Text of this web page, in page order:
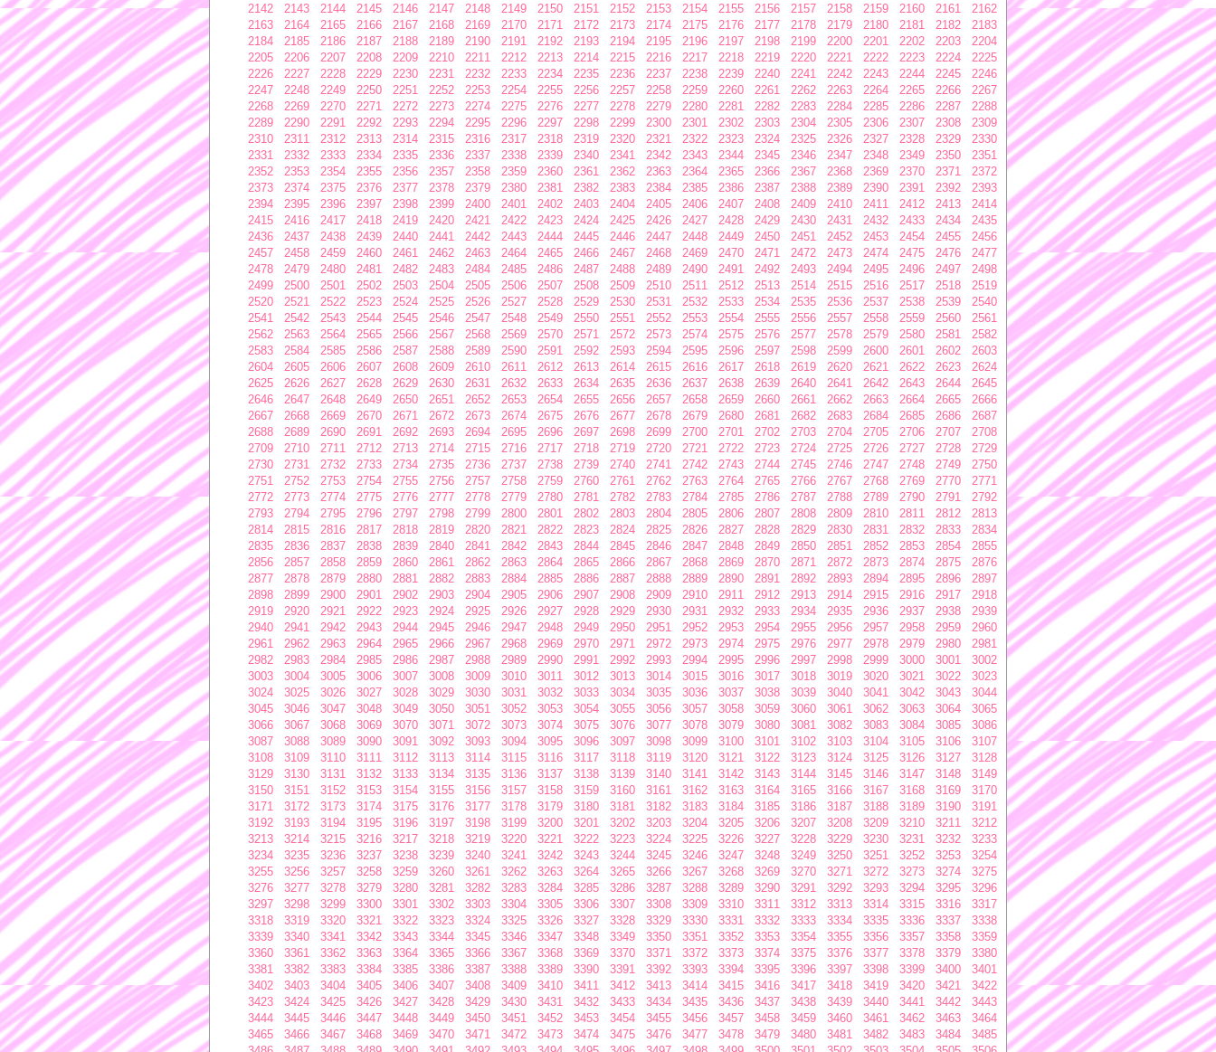
2142
2143 2144 2145 2146 2147 2148 2149 2150 2151 2152 2153 2154 2155 2156 2157 2158 2159 2160 2161
2162
2163
2164 2165 2166 2167 2168 2169 2170 2171 2172 2173 2174 2175 2176 2177 2178 2179 2180 2181 2182
2183
2184
2185 2186 2187 2188 2189 2190 2191 2192 2193 2194 2195 2196 2197 2198 2199 2200 2201 2202 2203
2204
2205
2206 2207 2208 2209 2210 2211 2212 2213 2214 2215 2216 2217 2218 2219 2220 2221 2222 2223 2224
2225
2226
2227 2228 2229 2230 2231 2232 2233 2234 2235 2236 2237 2238 2239 2240 2241 2242 2243 2244 2245
2246
2247
2248 2249 2250 2251 2252 2253 2254 2255 2256 2257 2258 2259 2260 2261 2262 2263 2264 2265 2266
2267
2268
2269 2270 2271 2272 2273 2274 2275 2276 2277 2278 2279 2280 2281 2282 2283 2284 2285 2286 2287
2288
2289
2290 2291 2292 2293 2294 2295 2296 2297 2298 2299 2300 2301 2302 2303 2304 2305 2306 2307 2308
2309
2310
2311 2312 2313 2314 2315 2316 2317 2318 2319 2320 2321 2322 2323 2324 2325 2326 2327 2328 2329
2330
2331
2332 2333 2334 2335 2336 2337 2338 2339 2340 2341 2342 2343 2344 2345 2346 2347 2348 2349 2350
2351
2352
2353 2354 2355 2356 2357 2358 2359 2360 2361 2362 2363 2364 2365 2366 2367 2368 2369 2370 2371
2372
2373
2374 2375 2376 2377 2378 2379 2380 2381 2382 2383 2384 2385 2386 2387 2388 2389 2390 2391 2392
2393
2394
2395 2396 2397 2398 2399 2400 2401 2402 2403 2404 2405 2406 2407 2408 2409 2410 2411 2412 2413
2414
2415
2416 2417 2418 2419 2420 2421 2422 2423 2424 2425 2426 2427 2428 2429 2430 2431 2432 2433 2434
2435
2436
2437 2438 2439 2440 2441 2442 2443 2444 2445 2446 2447 2448 2449 2450 2451 2452 2453 2454 2455
2456
2457
2458 2459 2460 2461 2462 2463 2464 2465 2466 2467 2468 2469 2470 2471 2472 2473 2474 2475 2476
2477
2478
2479 2480 2481 2482 2483 2484 2485 2486 2487 2488 2489 2490 2491 2492 2493 2494 2495 2496 2497
2498
2499
2500 2501 2502 2503 2504 2505 2506 2507 2508 2509 2510 2511 2512 2513 2514 2515 2516 2517 2518
2519
2520
2521 2522 2523 2524 2525 2526 2527 2528 2529 2530 2531 2532 2533 2534 2535 2536 2537 2538 2539
2540
2541
2542 2543 2544 2545 2546 2547 2548 2549 2550 2551 2552 2553 2554 2555 2556 2557 2558 2559 2560
2561
2562
2563 2564 2565 2566 2567 2568 2569 2570 2571 2572 2573 2574 2575 2576 2577 2578 2579 2580 2581
2582
2583
2584 2585 2586 2587 2588 2589 2590 2591 2592 2593 2594 2595 2596 2597 2598 2599 2600 2601 2602
2603
2604
2605 2606 2607 2608 2609 2610 2611 2612 2613 2614 2615 2616 2617 2618 2619 2620 2621 2622 2623
2624
2625
2626 2627 2628 2629 2630 2631 2632 2633 2634 2635 2636 2637 2638 2639 2640 2641 2642 2643 2644
2645
2646
2647 2648 2649 2650 2651 2652 2653 2654 2655 2656 2657 2658 2659 2660 2661 2662 2663 2664 2665
2666
2667
2668 2669 2670 2671 2672 2673 2674 2675 2676 2677 2678 2679 2680 2681 2682 2683 2684 2685 2686
2687
2688
2689 2690 2691 2692 2693 2694 2695 2696 2697 2698 2699 2700 2701 2702 2703 2704 2705 2706 2707
2708
2709
2710 2711 2712 2713 2714 2715 2716 2717 2718 2719 2720 2721 2722 2723 2724 2725 2726 2727 2728
2729
2730
2731 2732 2733 2734 2735 2736 2737 2738 2739 2740 2741 2742 2743 2744 2745 2746 2747 2748 2749
2750
2751
2752 2753 2754 2755 2756 2757 2758 2759 2760 2761 2762 2763 2764 2765 2766 2767 2768 2769 2770
2771
2772
2773 2774 2775 2776 2777 2778 2779 2780 2781 2782 2783 2784 2785 2786 2787 2788 2789 2790 2791
2792
2793
2794 2795 2796 2797 2798 2799 2800 2801 2802 2803 2804 2805 2806 2807 2808 2809 2810 2811 2812
2813
2814
2815 2816 2817 2818 2819 2820 2821 2822 2823 2824 2825 2826 2827 2828 2829 2830 2831 2832 2833
2834
2835
2836 2837 2838 2839 2840 2841 2842 2843 2844 2845 2846 2847 2848 2849 2850 2851 2852 2853 2854
2855
2856
2857 2858 2859 2860 2861 2862 2863 2864 2865 2866 2867 2868 2869 2870 2871 2872 2873 2874 2875
2876
2877
2878 2879 2880 2881 2882 2883 2884 2885 2886 2887 2888 2889 2890 2891 2892 2893 2894 2895 2896
2897
2898
2899 2900 2901 2902 2903 2904 2905 2906 2907 2908 2909 2910 2911 2912 2913 2914 2915 2916 2917
2918
2919
2920 2921 2922 2923 2924 2925 2926 2927 2928 2929 2930 2931 2932 2933 2934 2935 2936 2937 2938
2939
2940
2941 2942 2943 2944 2945 2946 2947 2948 2949 2950 2951 2952 2953 2954 2955 2956 2957 2958 2959
2960
2961
2962 2963 2964 2965 2966 2967 2968 2969 2970 2971 2972 2973 2974 2975 2976 2977 2978 2979 2980
2981
2982
2983 2984 2985 2986 2987 2988 2989 2990 2991 2992 2993 2994 2995 2996 2997 2998 2999 3000 3001
3002
3003
3004 3005 3006 3007 3008 3009 3010 3011 3012 3013 3014 3015 3016 3017 3018 3019 3020 3021 3022
3023
3024
3025 3026 3027 3028 3029 3030 3031 3032 3033 3034 3035 3036 3037 3038 3039 3040 3041 3042 3043
3044
3045
3046 3047 3048 3049 3050 3051 3052 3053 3054 3055 3056 3057 3058 3059 3060 3061 3062 3063 3064
3065
3066
3067 3068 3069 3070 3071 3072 3073 3074 3075 3076 3077 3078 3079 3080 3081 3082 3083 3084 3085
3086
3087
3088 3089 3090 3091 3092 3093 3094 3095 3096 3097 3098 3099 3100 3101 3102 3103 3104 3105 3106
3107
3108
3109 3110 3111 3112 3113 3114 3115 3116 3117 3118 3119 3120 3121 3122 3123 3124 3125 3126 3127
3128
3129
3130 3131 3132 3133 3134 3135 3136 3137 3138 3139 3140 3141 3142 3143 3144 3145 3146 3147 3148
3149
3150
3151 3152 3153 3154 3155 3156 3157 3158 3159 3160 3161 3162 3163 3164 3165 3166 3167 3168 3169
3170
3171
3172 3173 3174 3175 3176 3177 3178 3179 3180 3181 3182 3183 3184 3185 3186 3187 3188 3189 3190
3191
3192
3193 3194 3195 3196 3197 3198 3199 3200 3201 3202 3203 3204 3205 3206 3207 3208 3209 3210 3211
3212
3213
3214 3215 3216 3217 3218 3219 3220 3221 3222 3223 3224 3225 3226 3227 3228 3229 3230 3231 3232
3233
3234
3235 3236 3237 3238 3239 3240 3241 3242 3243 3244 3245 3246 3247 3248 3249 3250 3251 3252 3253
3254
3255
3256 3257 3258 3259 3260 3261 3262 3263 3264 3265 3266 3267 3268 3269 3270 3271 3272 3273 3274
3275
3276
3277 3278 3279 3280 3281 3282 3283 3284 3285 3286 3287 3288 3289 3290 3291 3292 3293 3294 3295
3296
3297
3298 3299 3300 3301 3302 3303 3304 3305 3306 3307 3308 3309 3310 3311 3312 3313 3314 3315 3316
3317
3318
3319 3320 3321 3322 3323 3324 3325 3326 3327 3328 3329 3330 3331 3332 3333 3334 3335 3336 3337
3338
3339
3340 3341 3342 3343 3344 3345 3346 3347 3348 3349 3350 3351 3352 3353 3354 3355 3356 3357 3358
3359
3360
3361 3362 3363 3364 3365 3366 3367 3368 3369 3370 3371 3372 3373 3374 3375 3376 3377 3378 3379
3380
3381
3382 3383 3384 3385 3386 3387 3388 3389 3390 3391 3392 3393 3394 3395 3396 3397 3398 3399 3400
3401
3402
3403 3404 3405 3406 3407 3408 3409 3410 3411 3412 3413 3414 3415 3416 3417 3418 3419 3420 3421
3422
3423
3424 3425 3426 3427 3428 3429 3430 3431 3432 3433 3434 3435 3436 3437 3438 3439 3440 3441 3442
3443
3444
3445 3446 3447 3448 3449 3450 3451 3452 3453 3454 3455 3456 3457 3458 3459 3460 3461 3462 3463
3464
3465
3466 3467 3468 3469 3470 3471 3472 3473 3474 3475 3476 3477 3478 3479 3480 3481 3482 3483 3484
3485